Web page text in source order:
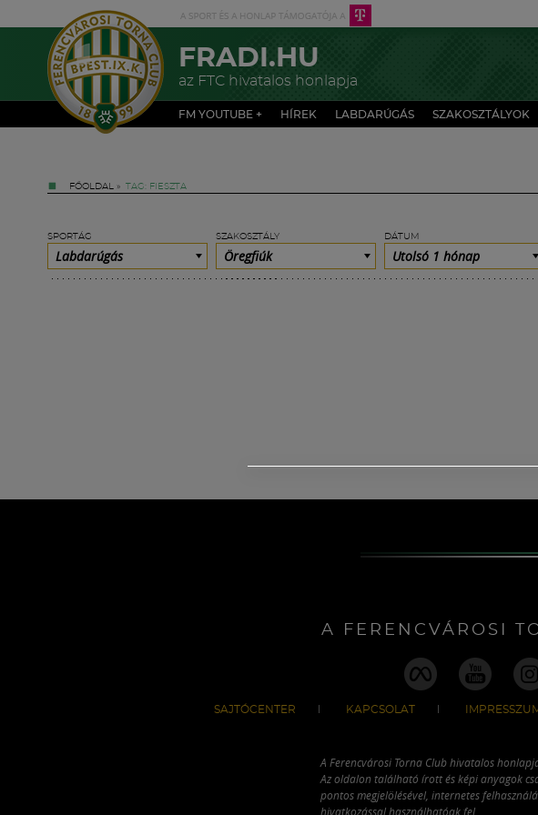
FRADI.HU
az FTC hivatalos honlapja
FM YOUTUBE + HÍREK LABDARÚGÁS SZAKOSZTÁLYOK
FŐOLDAL » TAG: FIESZTA
SPORTÁG
Labdarúgás
SZAKOSZTÁLY
Öregfiúk
DÁTUM
Utolsó 1 hónap
A FERENCVÁROSI
SAJTÓCENTER KAPCSOLAT
A Ferencvárosi Torna Club hivatalos
Az oldalon található írott és képi anyagok
pontos megjelölésével, internetes
hivatkozással használhatóak fel.